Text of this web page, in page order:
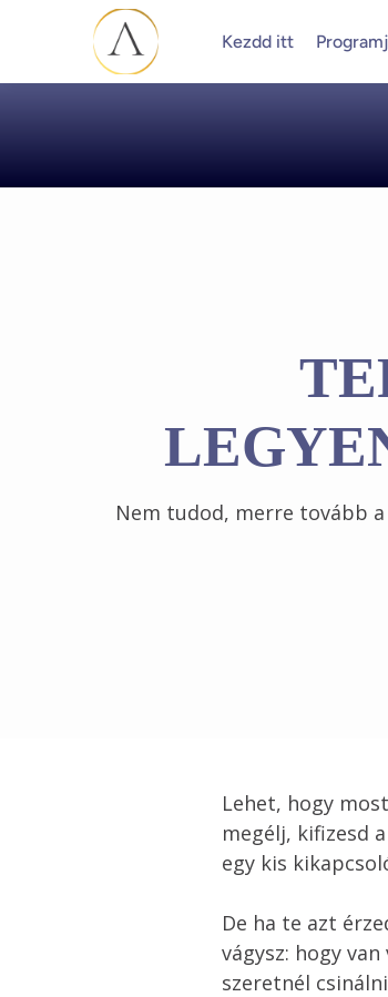
Kezdd itt
Nem tudod, merre tovább
Lehet, hogy
megélj, kifizesd
egy kis
De ha te azt
vágysz: hogy
szeretnél